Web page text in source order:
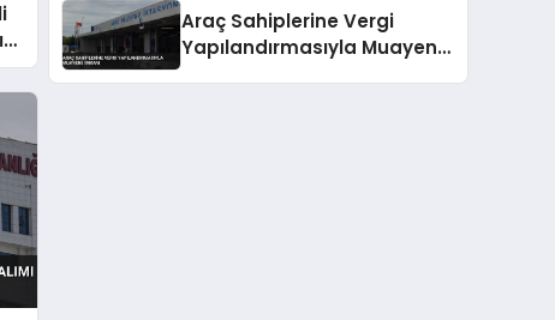
Araç Sahiplerine Vergi
Yapılandırmasıyla Muayene